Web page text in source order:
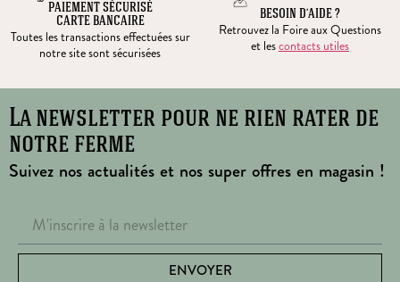
PAIEMENT SÉCURISÉ
CARTE BANCAIRE
Toutes les transactions effectuées sur
notre site sont sécurisées
BESOIN D’AIDE ?
Retrouvez la Foire aux Questions
et lescontacts utiles
La newsletter pour ne rien rater de
notre ferme
Suivez nos actualités et nos super offres en magasin !
ENVOYER